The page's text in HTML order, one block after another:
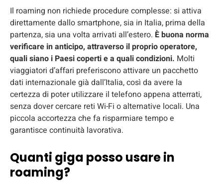
Il roaming non richiede procedure complesse: si attiva
direttamente dallo smartphone, sia in Italia, prima della
partenza, sia una volta arrivati all’estero. Èbuona norma
verificare in anticipo, attraverso il proprio operatore,
quali siano i Paesi coperti e a quali condizioni. Molti
viaggiatori d’affari preferiscono attivare un pacchetto
dati internazionale già dall’Italia, così da avere la
certezza di poter utilizzare il telefono appena atterrati,
senza dover cercare reti Wi-Fi o alternative locali. Una
piccola accortezza che fa risparmiare tempo e
garantisce continuità lavorativa.
Quanti giga posso usare in
roaming?